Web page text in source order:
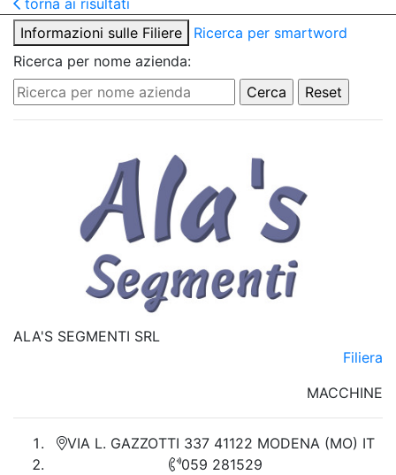
torna ai risultati
Informazioni sulle Filiere
Ricerca per smartword
Ricerca per nome azienda:
ALA'S SEGMENTI SRL
Filiera
MACCHINE
VIA L. GAZZOTTI 337 41122 MODENA (MO) IT
059 281529